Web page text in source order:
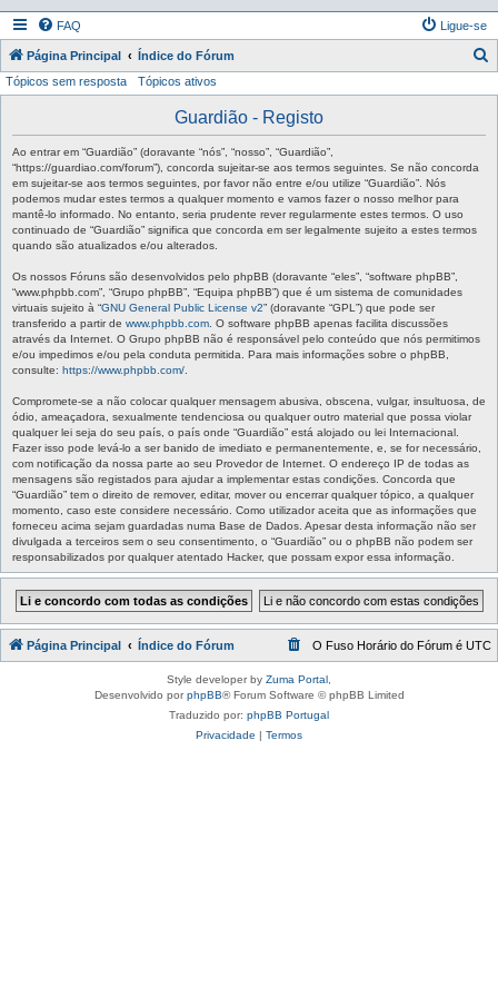
FAQ Ligue-se
Página Principal Índice do Fórum
Tópicos sem resposta Tópicos ativos
Guardião - Registo
Ao entrar em “Guardião” (doravante “nós”, “nosso”, “Guardião”,
“https://guardiao.com/forum”), concorda sujeitar-se aos termos seguintes. Se não concorda
em sujeitar-se aos termos seguintes, por favor não entre e/ou utilize “Guardião”. Nós
podemos mudar estes termos a qualquer momento e vamos fazer o nosso melhor para
mantê-lo informado. No entanto, seria prudente rever regularmente estes termos. O uso
continuado de “Guardião” significa que concorda em ser legalmente sujeito a estes termos
quando são atualizados e/ou alterados.
Os nossos Fóruns são desenvolvidos pelo phpBB (doravante “eles”, “software phpBB”,
“www.phpbb.com”, “Grupo phpBB”, “Equipa phpBB”) que é um sistema de comunidades
virtuais sujeito à “GNU General Public License v2” (doravante “GPL”) que pode ser
transferido a partir de www.phpbb.com . O software phpBB apenas facilita discussões
através da Internet. O Grupo phpBB não é responsável pelo conteúdo que nós permitimos
e/ou impedimos e/ou pela conduta permitida. Para mais informações sobre o phpBB,
consulte: https://www.phpbb.com/
Compromete-se a não colocar qualquer mensagem abusiva, obscena, vulgar, insultuosa, de
ódio, ameaçadora, sexualmente tendenciosa ou qualquer outro material que possa violar
qualquer lei seja do seu país, o país onde “Guardião” está alojado ou lei Internacional.
Fazer isso pode levá-lo a ser banido de imediato e permanentemente, e, se for necessário,
com notificação da nossa parte ao seu Provedor de Internet. O endereço IP de todas as
mensagens são registados para ajudar a implementar estas condições. Concorda que
“Guardião” tem o direito de remover, editar, mover ou encerrar qualquer tópico, a qualquer
momento, caso este considere necessário. Como utilizador aceita que as informações que
forneceu acima sejam guardadas numa Base de Dados. Apesar desta informação não ser
divulgada a terceiros sem o seu consentimento, o “Guardião” ou o phpBB não podem ser
responsabilizados por qualquer atentado Hacker, que possam expor essa informação.
Página Principal Índice do Fórum O Fuso Horário do Fórum é UTC
Style developer by Zuma Portal
Desenvolvido porphpBB® Forum Software © phpBB Limited
Traduzido por: phpBB Portugal
Privacidade | Termos